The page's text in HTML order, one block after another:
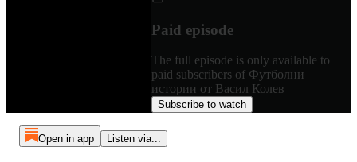
Paid episode
The full episode is only available to
paid subscribers of Футболни
истории от Васил Колев
Subscribe to watch
Open in app Listen via...